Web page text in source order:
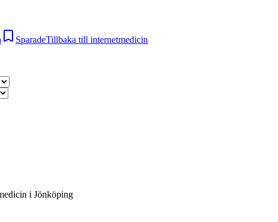
SparadeTillbaka till internetmedicin
i Jönköping